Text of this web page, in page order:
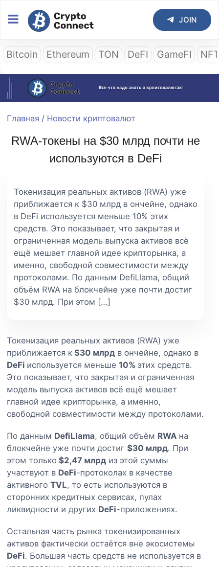
JOIN
Bitcoin Ethereum TON DeFI GameFI
Главная / Новости криптовалют
RWA-токены на $30 млрд почти не
используются в DeFi
Токенизация реальных активов (RWA) уже
приближается к $30 млрд в ончейне, однако
в DeFi используется меньше 10% этих
средств. Это показывает, что закрытая и
ограниченная модель выпуска активов всё
ещё мешает главной идее крипторынка, а
именно, свободной совместимости между
протоколами. По данным DefiLlama, общий
объём RWA на блокчейне уже почти достиг
$30 млрд. При этом […]
Токенизация реальных активов (RWA) уже
приближается к $30 млрд в ончейне, однако в
DeFi используется меньше 10% этих средств.
Это показывает, что закрытая и ограниченная
модель выпуска активов всё ещё мешает
главной идее крипторынка, а именно,
свободной совместимости между протоколами.
По данным DefiLlama, общий объём RWA на
блокчейне уже почти достиг $30 млрд. При
этом только $2,47 млрд из этой суммы
участвуют в DeFi-протоколах в качестве
активного TVL, то есть используются в
сторонних кредитных сервисах, пулах
ликвидности и других DeFi-приложениях.
Остальная часть рынка токенизированных
активов фактически остаётся вне экосистемы
DeFi. Большая часть средств не используется в